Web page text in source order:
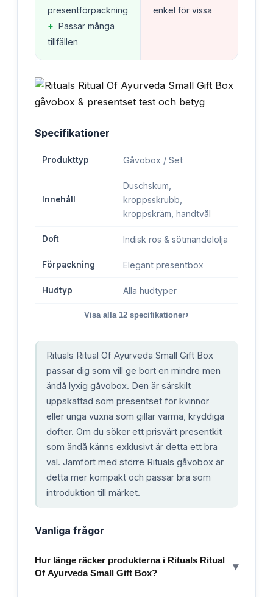
presentförpackning
+ Passar många
tillfällen
enkel för vissa
Specifikationer
Produkttyp Gåvobox / Set
Innehåll
Duschskum,
kroppsskrubb,
kroppskräm, handtvål
Doft Indisk ros & sötmandelolja
Förpackning Elegant presentbox
Hudtyp Alla hudtyper
Visa alla 12 specifikationer›
Rituals Ritual Of Ayurveda Small Gift Box
passar dig som vill ge bort en mindre men
ändå lyxig gåvobox. Den är särskilt
uppskattad som presentset för kvinnor
eller unga vuxna som gillar varma, kryddiga
dofter. Om du söker ett prisvärt presentkit
som ändå känns exklusivt är detta ett bra
val. Jämfört med större Rituals gåvobox är
detta mer kompakt och passar bra som
introduktion till märket.
Vanliga frågor
Hur länge räcker produkterna i Rituals Ritual
Of Ayurveda Small Gift Box?
▾